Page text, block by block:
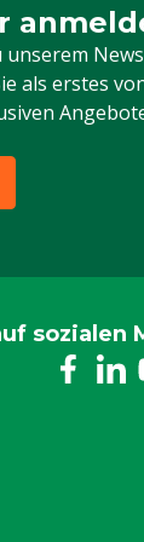
unserem
als erstes
für
sozialen